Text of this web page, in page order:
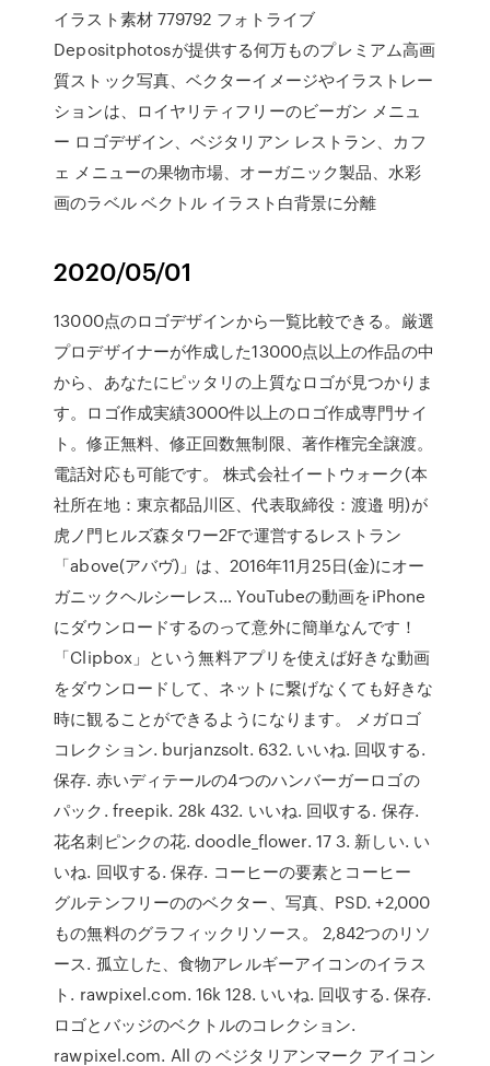
イラスト素材 779792 フォトライブ
Depositphotosが提供する何万ものプレミアム高画
質ストック写真、ベクターイメージやイラストレー
ションは、ロイヤリティフリーのビーガン メニュ
ー ロゴデザイン、ベジタリアン レストラン、カフ
ェ メニューの果物市場、オーガニック製品、水彩
画のラベル ベクトル イラスト白背景に分離
2020/05/01
13000点のロゴデザインから一覧比較できる。厳選
プロデザイナーが作成した13000点以上の作品の中
から、あなたにピッタリの上質なロゴが見つかりま
す。ロゴ作成実績3000件以上のロゴ作成専門サイ
ト。修正無料、修正回数無制限、著作権完全譲渡。
電話対応も可能です。 株式会社イートウォーク(本
社所在地：東京都品川区、代表取締役：渡邉 明)が
虎ノ門ヒルズ森タワー2Fで運営するレストラン
「above(アバヴ)」は、2016年11月25日(金)にオー
ガニックヘルシーレス… YouTubeの動画をiPhone
にダウンロードするのって意外に簡単なんです！
「Clipbox」という無料アプリを使えば好きな動画
をダウンロードして、ネットに繋げなくても好きな
時に観ることができるようになります。 メガロゴ
コレクション. burjanzsolt. 632. いいね. 回収する.
保存. 赤いディテールの4つのハンバーガーロゴの
パック. freepik. 28k 432. いいね. 回収する. 保存.
花名刺ピンクの花. doodle_flower. 17 3. 新しい. い
いね. 回収する. 保存. コーヒーの要素とコーヒー
グルテンフリーののベクター、写真、PSD. +2,000
もの無料のグラフィックリソース。 2,842つのリソ
ース. 孤立した、食物アレルギーアイコンのイラス
ト. rawpixel.com. 16k 128. いいね. 回収する. 保存.
ロゴとバッジのベクトルのコレクション.
rawpixel.com. All の ベジタリアンマーク アイコン